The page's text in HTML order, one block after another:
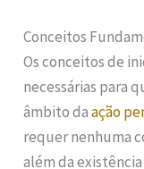
Conceitos
Os conceitos de
necessárias para
âmbito daação
requer nenhuma
além da